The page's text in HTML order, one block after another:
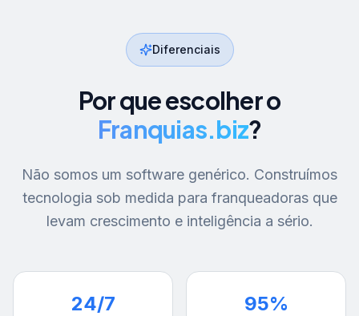
Diferenciais
Por que escolher o
Franquias.biz?
Não somos um software genérico. Construímos
tecnologia sob medida para franqueadoras que
levam crescimento e inteligência a sério.
24/7 95%